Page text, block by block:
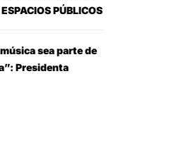
PÚBLICOS
sea parte de
Presidenta